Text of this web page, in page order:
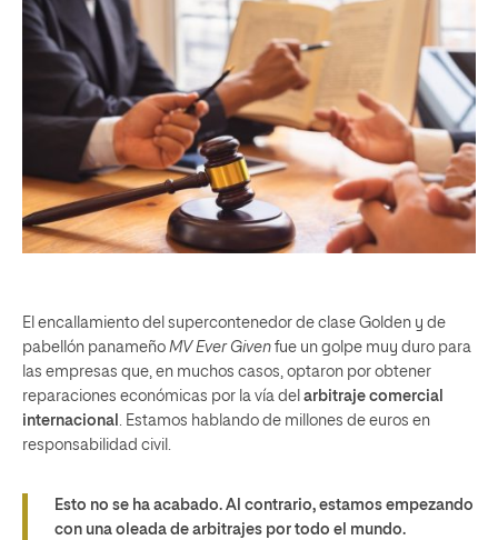
El encallamiento del supercontenedor de clase Golden y de
pabellón panameño MV Ever Given fue un golpe muy duro para
las empresas que, en muchos casos, optaron por obtener
reparaciones económicas por la vía del arbitraje comercial
internacional . Estamos hablando de millones de euros en
responsabilidad civil.
Esto no se ha acabado. Al contrario, estamos empezando
con una oleada de arbitrajes por todo el mundo.